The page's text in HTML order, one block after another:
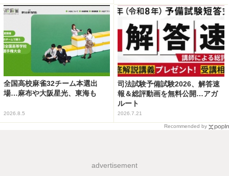
全国高校麻雀32チーム本選出
場…麻布や大阪星光、東海も
2026.8.5
司法試験予備試験2026、解答速
報＆総評動画を無料公開…アガ
ルート
2026.7.21
Recommended by
advertisement